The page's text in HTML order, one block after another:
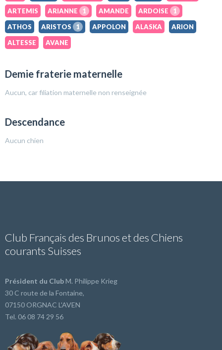
ARTEMIS
ARIANNE 1 AMANDE ARDOISE
1
ATHOS
ARISTOS 1 APPOLON ALASKA
ARION
ALTESSE
AVANE
Demie fraterie maternelle
Aucun, car filiation maternelle non renseignée
Descendance
Aucun chien
Club Français des Brunos et des Chiens
courants Suisses
Président du ClubM. Philippe Krieg
30 C route de la Fontaine,
07150 ORGNAC L'AVEN
Tel. 06 08 74 29 56